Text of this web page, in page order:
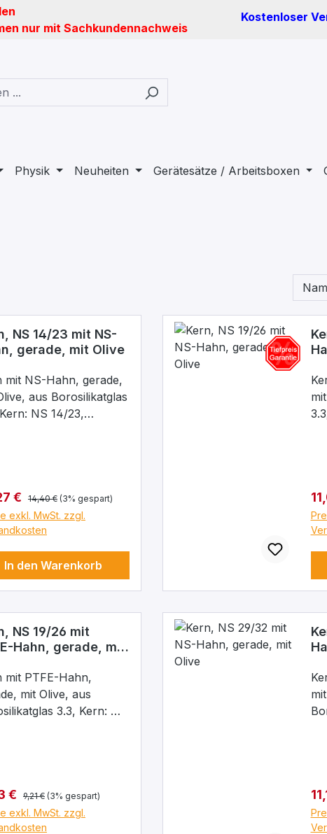
nur mit Sachkundennachweis
Kostenloser
Physik Neuheiten Gerätesätze / Arbeitsboxen
NS 14/23 mit NS-
gerade, mit Olive
mit NS-Hahn, gerade,
aus Borosilikatglas
NS 14/23,
€ Regulärer Preis:
14,40 € (3% gespart)
exkl. MwSt. zzgl.
In den Warenkorb
NS 19/26 mit
Hahn, gerade, mit
mit PTFE-Hahn,
mit Olive, aus
3.3, Kern: NS
€ Regulärer Preis:
9,21 € (3% gespart)
exkl. MwSt. zzgl.